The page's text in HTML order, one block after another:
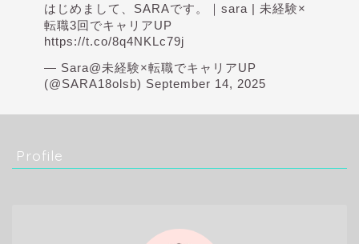
はじめまして、SARAです。｜sara | 未経験×
転職3回でキャリアUP
https://t.co/8q4NKLc79j
— Sara@未経験×転職でキャリアUP
(@SARA18olsb) September 14, 2025
Profile